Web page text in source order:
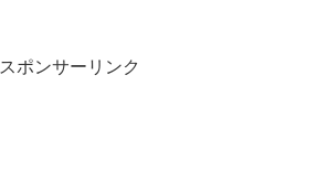
スポンサーリンク